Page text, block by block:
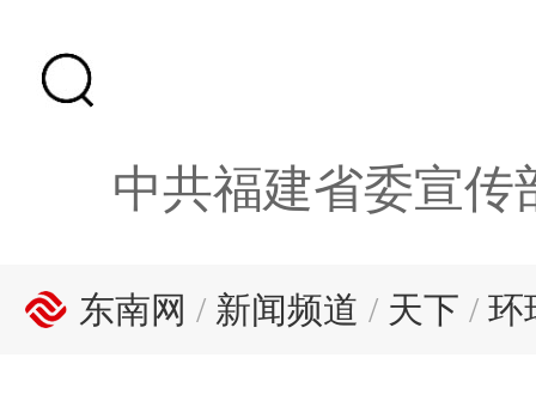
中共福建省委宣传
东南网 / 新闻频道 / 天下 / 环